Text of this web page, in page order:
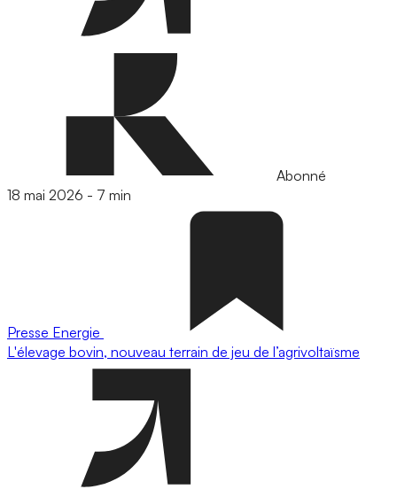
Abonné
18 mai 2026 - 7 min
Presse Energie
L'élevage bovin, nouveau terrain de jeu de l’agrivoltaïsme